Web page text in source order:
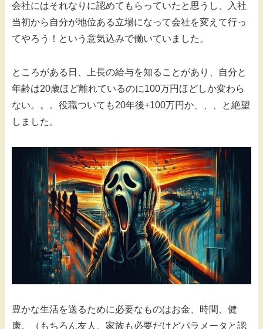
会社にはそれなりに認めてもらっていたと思うし、入社
当初から自分が地位ある立場になって会社を変えて行っ
てやろう！という意気込みで働いていました。
ところがある日、上長の給与を知ることがあり、自分と
年齢は20歳ほど離れているのに100万円ほどしか変わら
ない。。。役職ついても20年後+100万円か、、、と絶望
しました。
豊かな生活を送るために必要なものはお金、時間、健
康。（もちろん友人、家族も必要だけどパラメータと認